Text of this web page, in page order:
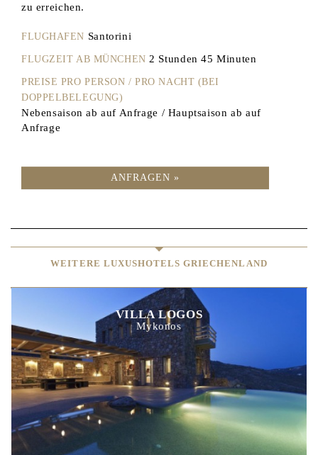
zu erreichen.
FLUGHAFEN Santorini
FLUGZEIT AB MÜNCHEN 2 Stunden 45 Minuten
PREISE PRO PERSON / PRO NACHT (BEI
DOPPELBELEGUNG)
Nebensaison ab auf Anfrage / Hauptsaison ab auf
Anfrage
ANFRAGEN »
WEITERE LUXUSHOTELS GRIECHENLAND
VILLA LOGOS
Mykonos